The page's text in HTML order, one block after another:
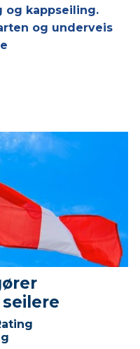
og kappseiling.
og underveis